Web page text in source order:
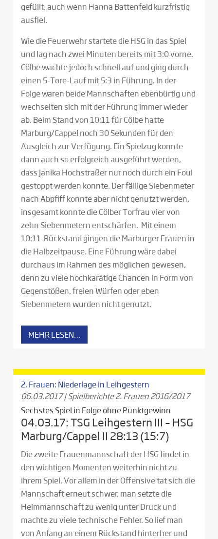
gefüllt, auch wenn Hanna Battenfeld kurzfristig
ausfiel.
Wie die Feuerwehr startete die HSG in das Spiel
und lag nach zwei Minuten bereits mit 3:0 vorne.
Cölbe wachte jedoch schnell auf und ging durch
einen 5-Tore-Lauf mit 5:3 in Führung. In der
Folge waren beide Mannschaften ebenbürtig und
wechselten sich mit der Führung immer wieder
ab. Beim Stand von 10:11 für Cölbe hatte
Marburg/Cappel noch 30 Sekunden für den
Ausgleich zur Verfügung. Ein Spielzug konnte
dann auch so erfolgreich ausgeführt werden,
dass Janika Hochstraßer nur noch durch ein Foul
gestoppt werden konnte. Der fällige Siebenmeter
nach Abpfiff konnte aber nicht genutzt werden,
insgesamt konnte die Cölber Torfrau vier von
zehn Siebenmetern entschärfen. Mit einem
10:11-Rückstand gingen die Marburger Frauen in
die Halbzeitpause. Eine Führung wäre dabei
durchaus im Rahmen des möglichen gewesen,
denn zu viele hochkarätige Chancen in Form von
Gegenstößen, freien Würfen oder eben
Siebenmetern wurden nicht genutzt.
MEHR LESEN…
2. Frauen: Niederlage in Leihgestern
06.03.2017|Spielberichte 2. Frauen 2016/2017
Sechstes Spiel in Folge ohne Punktgewinn
04.03.17: TSG Leihgestern III – HSG
Marburg/Cappel II 28:13 (15:7)
Die zweite Frauenmannschaft der HSG findet in
den wichtigen Momenten weiterhin nicht zu
ihrem Spiel. Vor allem in der Offensive tat sich die
Mannschaft erneut schwer, man setzte die
Heimmannschaft zu wenig unter Druck und
machte zu viele technische Fehler. So lief man
von Anfang an einem Rückstand hinterher und